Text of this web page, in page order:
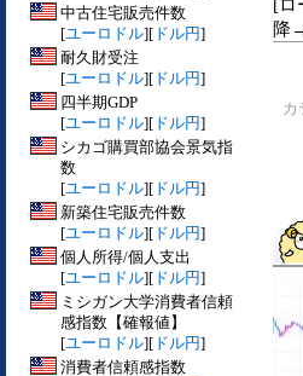
中古住宅販売件数
[ユーロドル][ ドル円]
耐久財受注
[ユーロドル][ ドル円]
四半期GDP
[ユーロドル][ ドル円]
シカゴ購買部協会景気指
数
[ユーロドル][ ドル円]
新築住宅販売件数
[ユーロドル][ ドル円]
個人所得/個人支出
[ユーロドル][ ドル円]
ミシガン大学消費者信頼
感指数【確報値】
[ユーロドル][ ドル円]
消費者信頼感指数
[ロ
降
カ